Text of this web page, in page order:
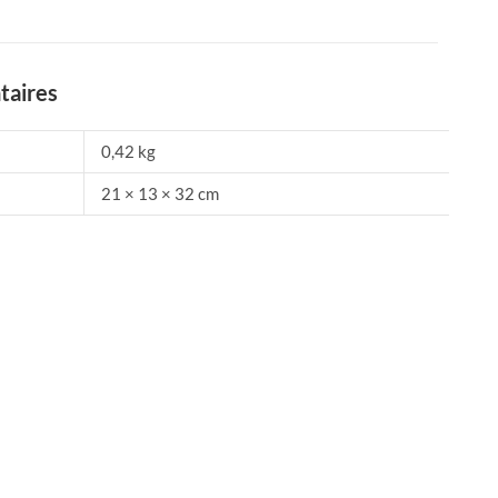
0,42 kg
21 × 13 × 32 cm